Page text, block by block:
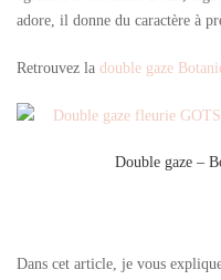
adore, il donne du caractère à
Retrouvez la double gaze
Double gaze –
Dans cet article, je vous